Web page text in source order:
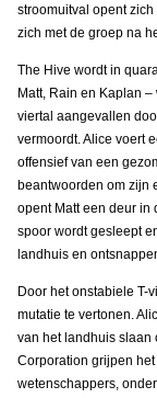
stroomuitval opent
zich met de groep na
The Hive wordt in
Matt, Rain en Kaplan
viertal aangevallen
vermoordt. Alice voert
offensief van een
beantwoorden om zijn
opent Matt een deur in
spoor wordt gesleept
landhuis en
Door het onstabiele T-
mutatie te vertonen.
van het landhuis slaan
Corporation grijpen
wetenschappers,